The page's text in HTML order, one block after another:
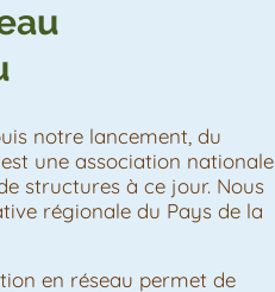
notre lancement, du
une association nationale
structures à ce jour. Nous
régionale du Pays de la
en réseau permet de